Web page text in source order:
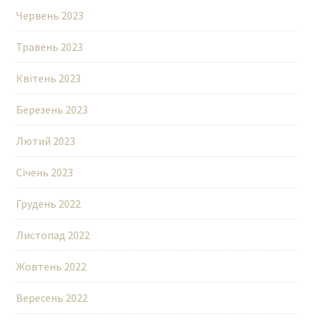
Червень 2023
Травень 2023
Квітень 2023
Березень 2023
Лютий 2023
Січень 2023
Грудень 2022
Листопад 2022
Жовтень 2022
Вересень 2022